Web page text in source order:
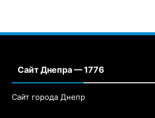
Сайт Днепра — 1776
Сайт города Днепр